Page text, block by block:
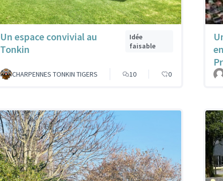
Un espace convivial au
Tonkin
Idée
faisable
CHARPENNES TONKIN TIGERS 10 0